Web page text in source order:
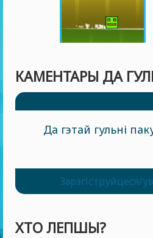
КАМЕНТАРЫ ДА
Да гэтай гульні
Зарэгіструйцеся/
ХТО ЛЕПШЫ?